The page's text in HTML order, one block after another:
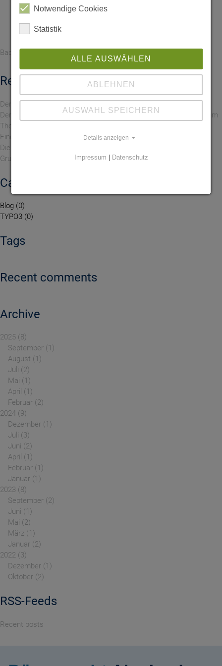
Back to Archive
Recent posts
Demokratie lebt von Teilhabe
Demokratie im Grünen: Dialoge im Mobilen Grünen Zimmer auf dem
Thomaskirchhof
Eine Führung durch das Kraftwerk Lippendorf
Die Rechte der Natur – hin zu einem ökologischen Grundgesetz
Grundgesetzdialoge im Mobilen Grünen Zimmer
Categories
Blog
0
TYPO3 0
Tags
Recent comments
Archive
2025 8
September 1
August
1
Juli
2
Mai
1
April
1
Februar 2
2024 9
Dezember 1
Juli
3
Juni
2
April
1
Februar 1
Januar 1
2023
8
September 2
Juni
1
Mai
2
März 1
Januar 2
2022 3
Dezember 1
Oktober 2
RSS-Feeds
Recent posts
Notwendige Cookies
Statistik
ALLE AUSWÄHLEN
ABLEHNEN
AUSWAHL SPEICHERN
Details anzeigen
Impressum Datenschutz